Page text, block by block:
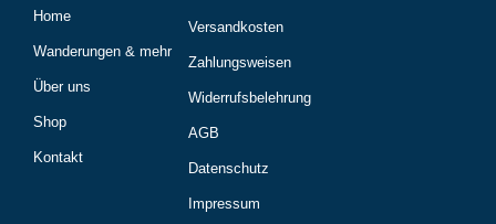
Home
Wanderungen & mehr
Über uns
Shop
Kontakt
Versandkosten
Zahlungsweisen
Widerrufsbelehrung
AGB
Datenschutz
Impressum